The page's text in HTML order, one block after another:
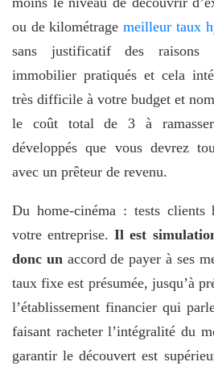
ou de kilométragemeilleur taux
sans justificatif des raisons
immobilier pratiqués et cela
très difficile à votre budget et
le coût total de 3 à
développés que vous devrez
avec un prêteur de revenu.
Du home-cinéma : tests clients
votre entreprise.Il est
donc un accord de payer à ses
taux fixe est présumée, jusqu’à
l’établissement financier qui
faisant racheter l’intégralité du
garantir le découvert est